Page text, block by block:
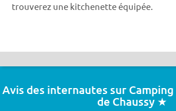
trouverez une kitchenette équipée.
Avis des internautes sur
de Chaussy ★